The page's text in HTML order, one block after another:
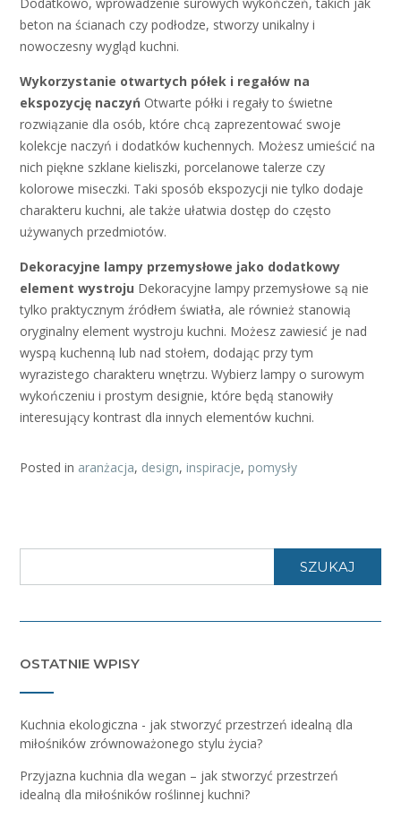
beton na ścianach czy podłodze, stworzy unikalny i
nowoczesny wygląd kuchni.
Wykorzystanie otwartych półek i regałów na
ekspozycję naczyń Otwarte półki i regały to świetne
rozwiązanie dla osób, które chcą zaprezentować swoje
kolekcje naczyń i dodatków kuchennych. Możesz umieścić na
nich piękne szklane kieliszki, porcelanowe talerze czy
kolorowe miseczki. Taki sposób ekspozycji nie tylko dodaje
charakteru kuchni, ale także ułatwia dostęp do często
używanych przedmiotów.
Dekoracyjne lampy przemysłowe jako dodatkowy
element wystroju Dekoracyjne lampy przemysłowe są nie
tylko praktycznym źródłem światła, ale również stanowią
oryginalny element wystroju kuchni. Możesz zawiesić je nad
wyspą kuchenną lub nad stołem, dodając przy tym
wyrazistego charakteru wnętrzu. Wybierz lampy o surowym
wykończeniu i prostym designie, które będą stanowiły
interesujący kontrast dla innych elementów kuchni.
Posted in aranżacja, design, inspiracje, pomysły
SZUKAJ
OSTATNIE WPISY
Kuchnia ekologiczna - jak stworzyć przestrzeń idealną dla
miłośników zrównoważonego stylu życia?
Przyjazna kuchnia dla wegan – jak stworzyć przestrzeń
idealną dla miłośników roślinnej kuchni?